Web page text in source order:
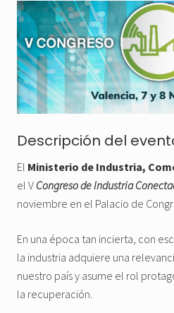
Descripción del
El Ministerio de Industria,
el V Congreso de Industria
noviembre en el Palacio de
En una época tan incierta, con
la industria adquiere una
nuestro país y asume el rol
la recuperación.